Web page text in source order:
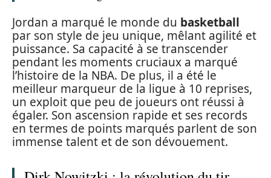
Jordan a marqué le monde du basketball
par son style de jeu unique, mêlant agilité et
puissance. Sa capacité à se transcender
pendant les moments cruciaux a marqué
l’histoire de la NBA. De plus, il a été le
meilleur marqueur de la ligue à 10 reprises,
un exploit que peu de joueurs ont réussi à
égaler. Son ascension rapide et ses records
en termes de points marqués parlent de son
immense talent et de son dévouement.